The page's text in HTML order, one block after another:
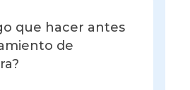
que hacer antes
de